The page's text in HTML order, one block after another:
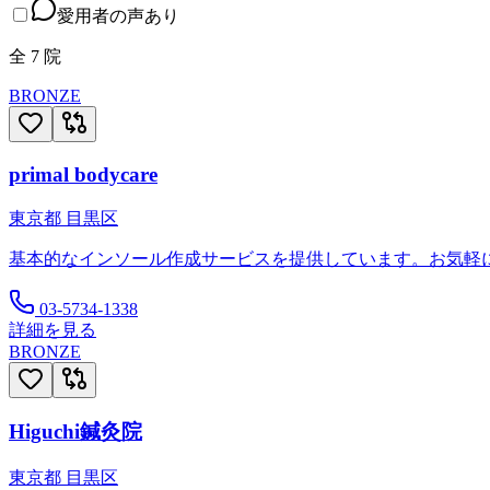
愛用者の声あり
全 7 院
BRONZE
primal bodycare
東京都 目黒区
基本的なインソール作成サービスを提供しています。お気軽
03-5734-1338
詳細を見る
BRONZE
Higuchi鍼灸院
東京都 目黒区